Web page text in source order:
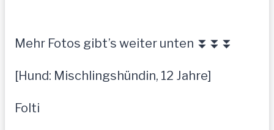
Mehr Fotos gibt’s weiter unten ⏬⏬⏬
[Hund: Mischlingshündin, 12 Jahre]
Folti